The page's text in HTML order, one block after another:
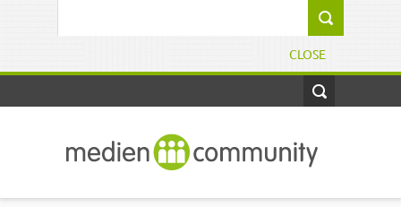
CLOSE